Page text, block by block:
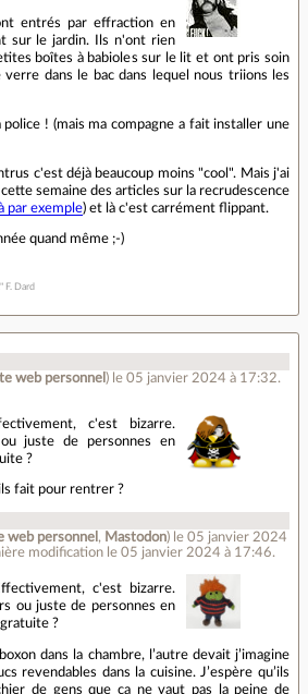
entrés par effraction en
sur le jardin. Ils n'ont rien
boîtes à babioles sur le lit et ont pris soin
dans le bac dans lequel nous triions les
police ! (mais ma compagne a fait installer une
c'est déjà beaucoup moins "cool". Mais j'ai
semaine des articles sur la recrudescence
par exemple) et là c'est carrément flippant.
quand même ;-)
F. Dard
web personnel ) le 05 janvier 2024 à 17:32.
c'est bizarre.
juste de personnes en
?
fait pour rentrer ?
web personnel , Mastodon) le 05 janvier 2024
modification le 05 janvier 2024 à 17:46.
c'est bizarre.
ou juste de personnes en
?
dans la chambre, l’autre devait j’imagine
revendables dans la cuisine. J’espère qu’ils
de gens que ça ne vaut pas la peine de